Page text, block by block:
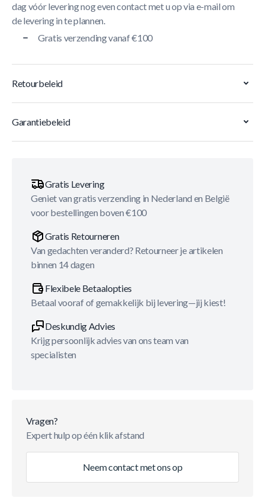
dag vóór levering nog even contact met u op via e-mail om
de levering in te plannen.
Gratis verzending vanaf €100
Retourbeleid
Garantiebeleid
Gratis Levering
Geniet van gratis verzending in Nederland en België
voor bestellingen boven €100
Gratis Retourneren
Van gedachten veranderd? Retourneer je artikelen
binnen 14 dagen
Flexibele Betaalopties
Betaal vooraf of gemakkelijk bij levering—jij kiest!
Deskundig Advies
Krijg persoonlijk advies van ons team van
specialisten
Vragen?
Expert hulp op één klik afstand
Neem contact met ons op